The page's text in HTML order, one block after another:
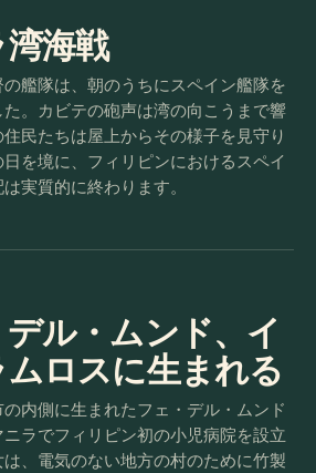
海戦
艦隊は、朝のうちにスペイン艦隊を
。カビテの砲声は湾の向こうまで響
民たちは屋上からその様子を見守り
日を境に、フィリピンにおけるスペイ
実質的に終わります。
ル・ムンド、イ
ロスに生まれる
内側に生まれたフェ・デル・ムンド
ラでフィリピン初の小児病院を設立
は、電気のない地方の村のために竹製